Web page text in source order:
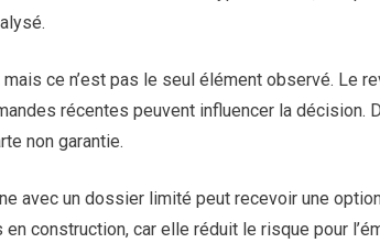
ce n’est pas le seul élément observé. Le
récentes peuvent influencer la décision.
non garantie.
avec un dossier limité peut recevoir une
construction, car elle réduit le risque pour